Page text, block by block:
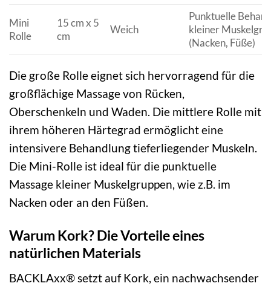
Mini
Rolle
15 cm x 5
cm
Weich
Punktuelle
kleiner
(Nacken, Füße)
Die große Rolle eignet sich hervorragend für die
großflächige Massage von Rücken,
Oberschenkeln und Waden. Die mittlere Rolle mit
ihrem höheren Härtegrad ermöglicht eine
intensivere Behandlung tieferliegender Muskeln.
Die Mini-Rolle ist ideal für die punktuelle
Massage kleiner Muskelgruppen, wie z.B. im
Nacken oder an den Füßen.
Warum Kork? Die Vorteile eines
natürlichen Materials
BACKLAxx® setzt auf Kork, ein nachwachsender